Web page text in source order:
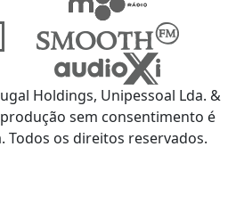
Holdings, Unipessoal Lda. &
sem consentimento é
Todos os direitos reservados.